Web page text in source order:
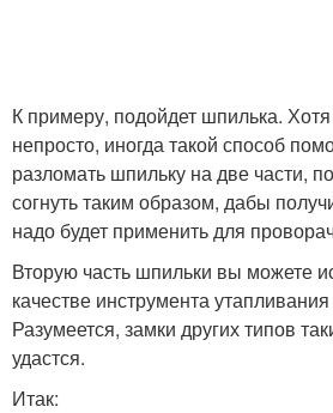
К примеру, подойдет шпилька.
непросто, иногда такой способ
разломать шпильку на две части,
согнуть таким образом, дабы
надо будет применить для
Вторую часть шпильки вы можете
качестве инструмента
Разумеется, замки других типов
удастся.
Итак: